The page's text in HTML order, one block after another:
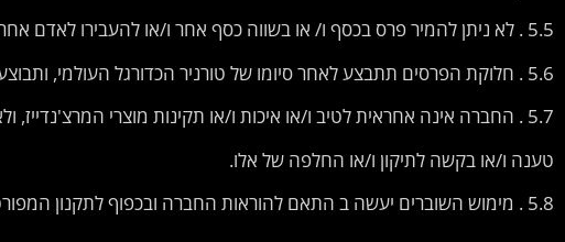
5.5 . לא ניתן להמיר פרס בכסף ו/ או בשווה כסף אחר ו/או להעבירו לאדם אחר.
5.6 . חלוקת הפרסים תתבצע לאחר סיומו של טורניר הכדורגל העולמי, ותבוצע באמצעות גורם מטעם החברה בתיאום מראש מול הזוכים.
5.7 . החברה אינה אחראית לטיב ו/או איכות ו/או תקינות מוצרי המרצ'נדייז, ולא תתקבל כל
טענה ו/או בקשה לתיקון ו/או החלפה של אלו.
5.8 . מימוש השוברים יעשה ב התאם להוראות החברה ובכפוף לתקנון המפורט באתר החברה.